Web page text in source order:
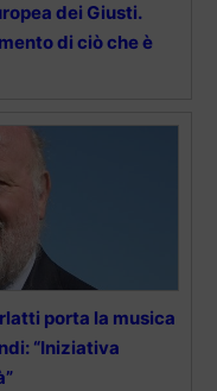
dei Giusti.
di ciò che è
porta la musica
“Iniziativa